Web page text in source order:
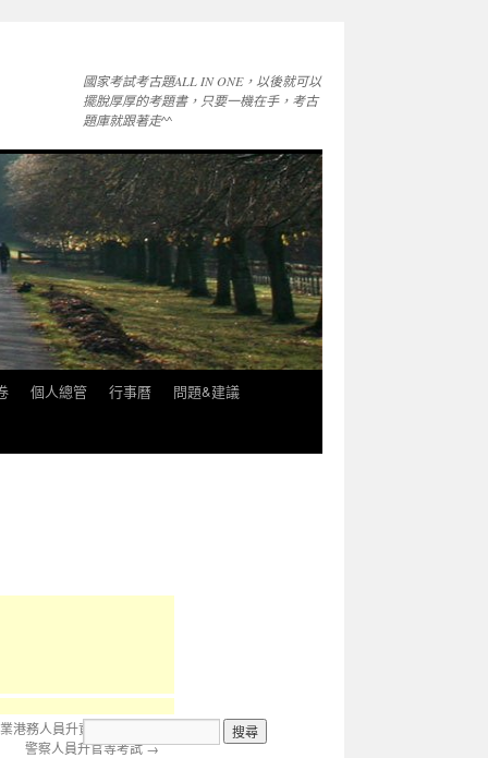
國家考試考古題ALL IN ONE，以後就可以
擺脫厚厚的考題書，只要一機在手，考古
題庫就跟著走^^
個人總管 行事曆 問題&建議
港務人員升資考試、95年
警察人員升官等考試→